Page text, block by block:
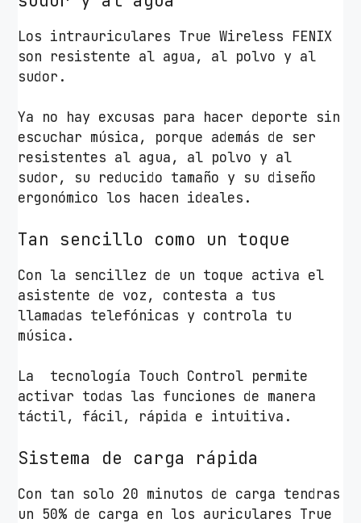
Los intrauriculares True Wireless FENIX
son resistente al agua, al polvo y al
sudor.
Ya no hay excusas para hacer deporte sin
escuchar música, porque además de ser
resistentes al agua, al polvo y al
sudor, su reducido tamaño y su diseño
ergonómico los hacen ideales.
Tan sencillo como un toque
Con la sencillez de un toque activa el
asistente de voz, contesta a tus
llamadas telefónicas y controla tu
música.
La tecnología Touch Control permite
activar todas las funciones de manera
táctil, fácil, rápida e intuitiva.
Sistema de carga rápida
Con tan solo 20 minutos de carga tendras
un 50% de carga en los auriculares True